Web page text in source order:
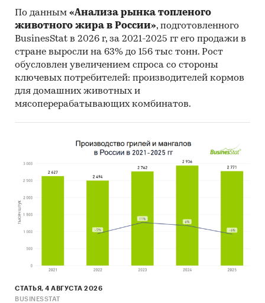
По данным «Анализа рынка топленого
животного жира в России», подготовленного
BusinesStat в 2026 г, за 2021-2025 гг его продажи в
стране выросли на 63% до 156 тыс тонн. Рост
обусловлен увеличением спроса со стороны
ключевых потребителей: производителей кормов
для домашних животных и
мясоперерабатывающих комбинатов.
СТАТЬЯ, 4 АВГУСТА 2026
BUSINESSTAT